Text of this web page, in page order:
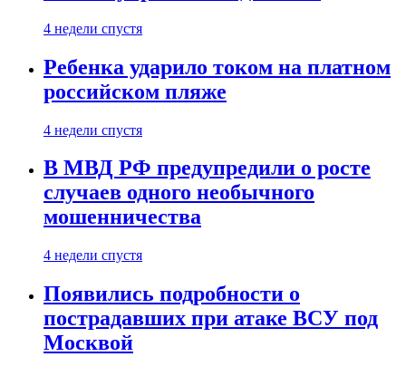
4 недели спустя
Ребенка ударило током на платном
российском пляже
4 недели спустя
В МВД РФ предупредили о росте
случаев одного необычного
мошенничества
4 недели спустя
Появились подробности о
пострадавших при атаке ВСУ под
Москвой